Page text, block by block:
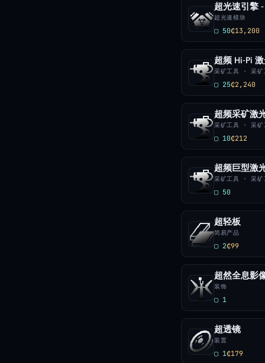
超光速引擎
超光速模块
▢ 50₵13,200
超频 Hi-Pi
采矿工具 · 采矿
▢ 25₵2,240
超频采矿激
采矿工具 · 采矿
▢ 10₵212
超频巨型激
采矿工具 · 采矿
▢ 50
超轻板
简易产品
▢ 2₵99
超然全息影
装饰
▢ 1
超透镜
装置
▢ 1₵179